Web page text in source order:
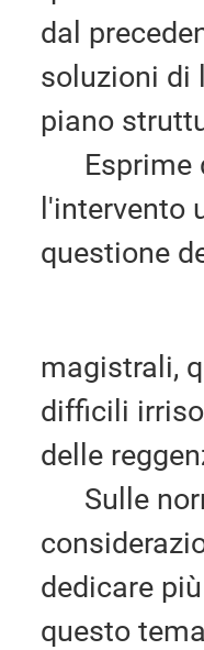
dal
soluzioni di
piano
Esprime
l'intervento
questione
magistrali,
difficili
delle
Sulle
dedicare
questo